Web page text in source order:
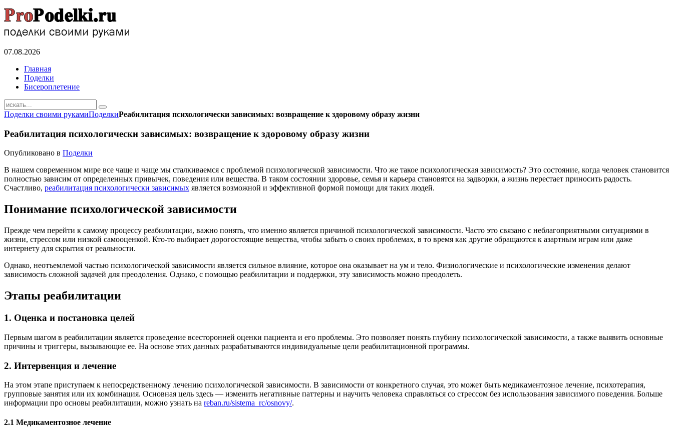
07.08.2026
Главная
Поделки
Бисероплетение
Поделки своими рукамиПоделкиРеабилитация психологически зависимых: возвращение к здоровому образу жизни
Реабилитация психологически зависимых: возвращение к здоровому образу жизни
Опубликовано в Поделки
В нашем современном мире все чаще и чаще мы сталкиваемся с проблемой психологической зависимости. Что же такое психологическая зависимость? Это состояние, когда человек становится
полностью зависим от определенных привычек, поведения или вещества. В таком состоянии здоровье, семья и карьера становятся на задворки, а жизнь перестает приносить радость.
Счастливо, реабилитация психологически зависимых является возможной и эффективной формой помощи для таких людей.
Понимание психологической зависимости
Прежде чем перейти к самому процессу реабилитации, важно понять, что именно является причиной психологической зависимости. Часто это связано с неблагоприятными ситуациями в
жизни, стрессом или низкой самооценкой. Кто-то выбирает дорогостоящие вещества, чтобы забыть о своих проблемах, в то время как другие обращаются к азартным играм или даже
интернету для скрытия от реальности.
Однако, неотъемлемой частью психологической зависимости является сильное влияние, которое она оказывает на ум и тело. Физиологические и психологические изменения делают
зависимость сложной задачей для преодоления. Однако, с помощью реабилитации и поддержки, эту зависимость можно преодолеть.
Этапы реабилитации
1. Оценка и постановка целей
Первым шагом в реабилитации является проведение всесторонней оценки пациента и его проблемы. Это позволяет понять глубину психологической зависимости, а также выявить основные
причины и триггеры, вызывающие ее. На основе этих данных разрабатываются индивидуальные цели реабилитационной программы.
2. Интервенция и лечение
На этом этапе приступаем к непосредственному лечению психологической зависимости. В зависимости от конкретного случая, это может быть медикаментозное лечение, психотерапия,
групповые занятия или их комбинация. Основная цель здесь — изменить негативные паттерны и научить человека справляться со стрессом без использования зависимого поведения. Больше
информации про основы реабилитации, можно узнать на reban.ru/sistema_rc/osnovy/.
2.1 Медикаментозное лечение